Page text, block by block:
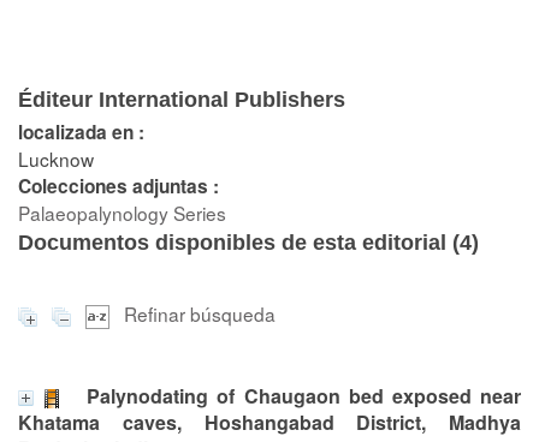
Éditeur International Publishers
localizada en :
Lucknow
Colecciones adjuntas :
Palaeopalynology Series
Documentos disponibles de esta editorial (4)
Refinar búsqueda
Palynodating of Chaugaon bed exposed near
Khatama caves, Hoshangabad District, Madhya